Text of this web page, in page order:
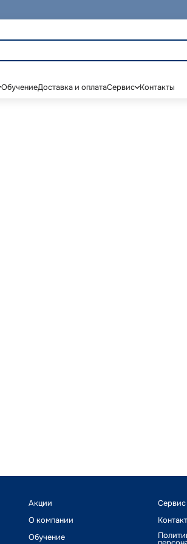
ОбучениеДоставка и оплатаСервис Контакты
Акции
О компании
Обучение
Сервис